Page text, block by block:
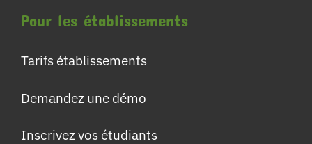
Pour les établissements
Tarifs établissements
Demandez une démo
Inscrivez vos étudiants